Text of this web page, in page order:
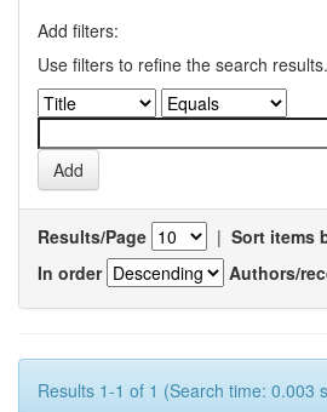
Add filters:
Use filters to refine the search results.
Results/Page | Sort items
In order
Authors/
Results 1-1 of 1 (Search time: 0.003